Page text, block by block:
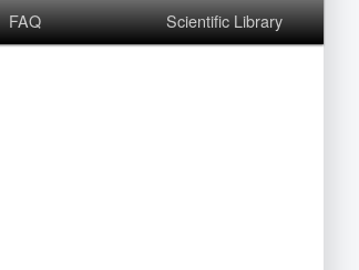
FAQ Scientific Library